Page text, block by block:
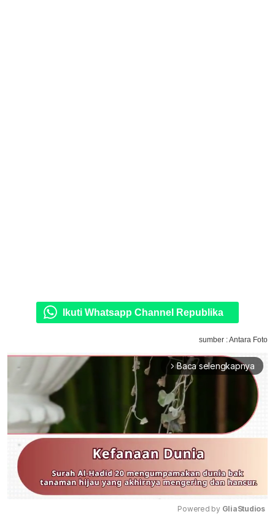
Ikuti Whatsapp Channel Republika
sumber : Antara Foto
arrow_forward_ios Baca selengkapnya
Powered by GliaStudios